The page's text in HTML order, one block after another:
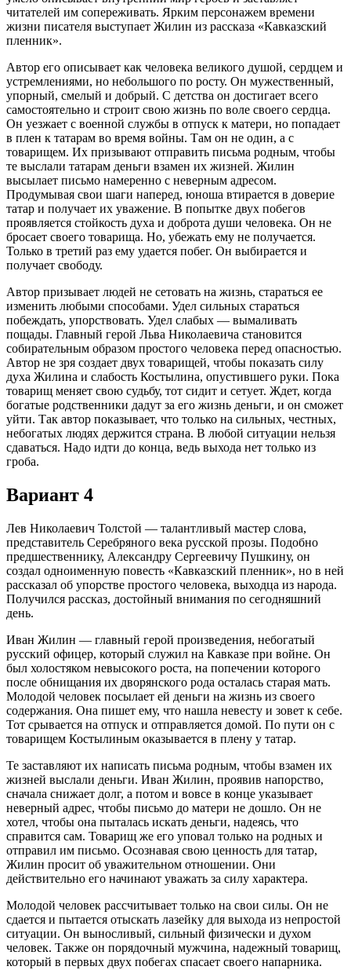
читателей им сопереживать. Ярким персонажем времени
жизни писателя выступает Жилин из рассказа «Кавказский
пленник».
Автор его описывает как человека великого душой, сердцем и
устремлениями, но небольшого по росту. Он мужественный,
упорный, смелый и добрый. С детства он достигает всего
самостоятельно и строит свою жизнь по воле своего сердца.
Он уезжает с военной службы в отпуск к матери, но попадает
в плен к татарам во время войны. Там он не один, а с
товарищем. Их призывают отправить письма родным, чтобы
те выслали татарам деньги взамен их жизней. Жилин
высылает письмо намеренно с неверным адресом.
Продумывая свои шаги наперед, юноша втирается в доверие
татар и получает их уважение. В попытке двух побегов
проявляется стойкость духа и доброта души человека. Он не
бросает своего товарища. Но, убежать ему не получается.
Только в третий раз ему удается побег. Он выбирается и
получает свободу.
Автор призывает людей не сетовать на жизнь, стараться ее
изменить любыми способами. Удел сильных стараться
побеждать, упорствовать. Удел слабых — вымаливать
пощады. Главный герой Льва Николаевича становится
собирательным образом простого человека перед опасностью.
Автор не зря создает двух товарищей, чтобы показать силу
духа Жилина и слабость Костылина, опустившего руки. Пока
товарищ меняет свою судьбу, тот сидит и сетует. Ждет, когда
богатые родственники дадут за его жизнь деньги, и он сможет
уйти. Так автор показывает, что только на сильных, честных,
небогатых людях держится страна. В любой ситуации нельзя
сдаваться. Надо идти до конца, ведь выхода нет только из
гроба.
Вариант 4
Лев Николаевич Толстой — талантливый мастер слова,
представитель Серебряного века русской прозы. Подобно
предшественнику, Александру Сергеевичу Пушкину, он
создал одноименную повесть «Кавказский пленник», но в ней
рассказал об упорстве простого человека, выходца из народа.
Получился рассказ, достойный внимания по сегодняшний
день.
Иван Жилин — главный герой произведения, небогатый
русский офицер, который служил на Кавказе при войне. Он
был холостяком невысокого роста, на попечении которого
после обнищания их дворянского рода осталась старая мать.
Молодой человек посылает ей деньги на жизнь из своего
содержания. Она пишет ему, что нашла невесту и зовет к себе.
Тот срывается на отпуск и отправляется домой. По пути он с
товарищем Костылиным оказывается в плену у татар.
Те заставляют их написать письма родным, чтобы взамен их
жизней выслали деньги. Иван Жилин, проявив напорство,
сначала снижает долг, а потом и вовсе в конце указывает
неверный адрес, чтобы письмо до матери не дошло. Он не
хотел, чтобы она пыталась искать деньги, надеясь, что
справится сам. Товарищ же его уповал только на родных и
отправил им письмо. Осознавая свою ценность для татар,
Жилин просит об уважительном отношении. Они
действительно его начинают уважать за силу характера.
Молодой человек рассчитывает только на свои силы. Он не
сдается и пытается отыскать лазейку для выхода из непростой
ситуации. Он выносливый, сильный физически и духом
человек. Также он порядочный мужчина, надежный товарищ,
который в первых двух побегах спасает своего напарника.